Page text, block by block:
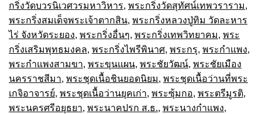
กริ่งวัดบวรนิเวศวรมหาวิหาร, พระกริ่งวัดสุทัศน์เทพวราราม,
พระกริ่งสมเด็จพระเจ้าตากสิน, พระกริ่งหลวงปู่ทิม วัดละหาร
ไร่ จังหวัดระยอง, พระกริ่งอื่นๆ, พระกริ่งเทพวิทยาคม, พระ
กริ่งเสริมพุทธมงคล, พระกริ่งไพรีพินาศ, พระกรุ, พระกำแพง,
พระกำแพงสามขา, พระขุนแผน, พระชัยวัฒน์, พระชัยเมือง
นครราชสีมา, พระชุดเนื้อชินยอดนิยม, พระชุดเนื้อว่านที่พระ
เกจิอาจารย์, พระชุดเนื้อว่านยุคเก่า, พระซุ้มกอ, พระตรีมูรติ,
พระนครศรีอยุธยา, พระนาคปรก ส.ธ., พระนางกำแพง,